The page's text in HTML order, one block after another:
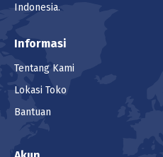
Indonesia.
Informasi
Tentang Kami
Lokasi Toko
Bantuan